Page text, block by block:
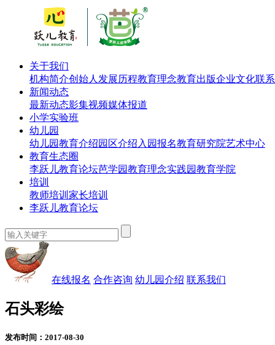
关于我们
机构简介创始人 发展历程教育理念教育出版企业文化联
新闻动态
最新动态影集视频媒体报道
小学实验班
幼儿园
幼儿园教育介绍园区介绍 入园报名教育研究院艺术中心
教育生态圈
李跃儿教育论坛芭学园教育理念实践园教育学院
培训
教师培训 家长培训
李跃儿教育论坛
在线报名 合作咨询 幼儿园介绍 联系我们
石头彩绘
发布时间：2017-08-30